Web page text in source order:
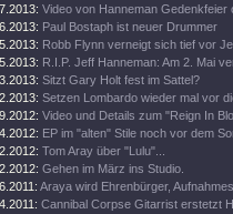
Video von Hanneman Gedenkfeier
Paul Bostaph ist neuer Drummer
Robb Flynn verneigt sich tief vor
R.I.P. Jeff Hanneman: Am 2. Mai
Sitzt Gary Holt fest im Sattel?
Setzen Lombardo wieder mal vor
Video und Details zum "Reign In
EP im "alten" Stile noch vor dem
Tom Aray über "Lulu"...
Gehen im März ins Studio.
Araya wird Ehrenbürger,
Cannibal Corpse Gitarrist erstetzt